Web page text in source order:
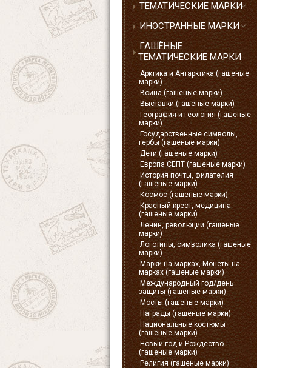
ТЕМАТИЧЕСКИЕ МАРКИ
ИНОСТРАННЫЕ МАРКИ
ГАШЁНЫЕ
ТЕМАТИЧЕСКИЕ МАРКИ
Арктика и Антарктика (гашеные
марки)
Война (гашеные марки)
Выставки (гашеные марки)
География и геология (гашеные
марки)
Государственные символы,
гербы (гашеные марки)
Дети (гашеные марки)
Европа СЕПТ (гашеные марки)
История почты, филателия
(гашеные марки)
Космос (гашеные марки)
Красный крест, медицина
(гашеные марки)
Ленин, революции (гашеные
марки)
Логотипы, символика (гашеные
марки)
Марки на марках, Монеты на
марках (гашеные марки)
Международный год/день
защиты (гашеные марки)
Мосты (гашеные марки)
Награды (гашеные марки)
Национальные костюмы
(гашеные марки)
Новый год и Рождество
(гашеные марки)
Религия (гашеные марки)